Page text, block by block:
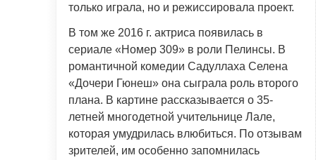
только играла, но и режиссировала проект.
В том же 2016 г. актриса появилась в
сериале «Номер 309» в роли Пелинсы. В
романтичной комедии Садуллаха Селена
«Дочери Гюнеш» она сыграла роль второго
плана. В картине рассказывается о 35-
летней многодетной учительнице Лале,
которая умудрилась влюбиться. По отзывам
зрителей, им особенно запомнилась